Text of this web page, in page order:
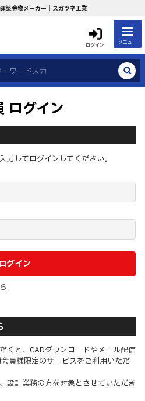
築金物メーカー｜スガツネ工業
ログイン メニュー
ログイン
してログインしてください。
くと、CADダウンロードやメール配信
員様限定のサービスをご利用いただ
設計業務の方を対象とさせていただき